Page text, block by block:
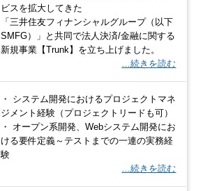
ビスを拡大してきた
「三井住友フィナンシャルグループ（以下
SMFG）」と共同で法人決済/金融に関する
新規事業【Trunk】を立ち上げました。
…続きを読む
・ システム開発におけるプロジェクトマネ
ジメント経験（プロジェクトリードも可）
・ オープン系開発、Webシステム開発にお
ける要件定義～テストまでの一連の実務経
験
…続きを読む